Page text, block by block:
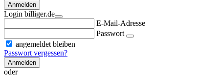
Anmelden
Login billiger.de
E-Mail-Adresse
Passwort
angemeldet bleiben
Passwort vergessen?
Anmelden
oder